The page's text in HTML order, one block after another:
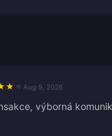
★ Aug 9, 2026
výborná